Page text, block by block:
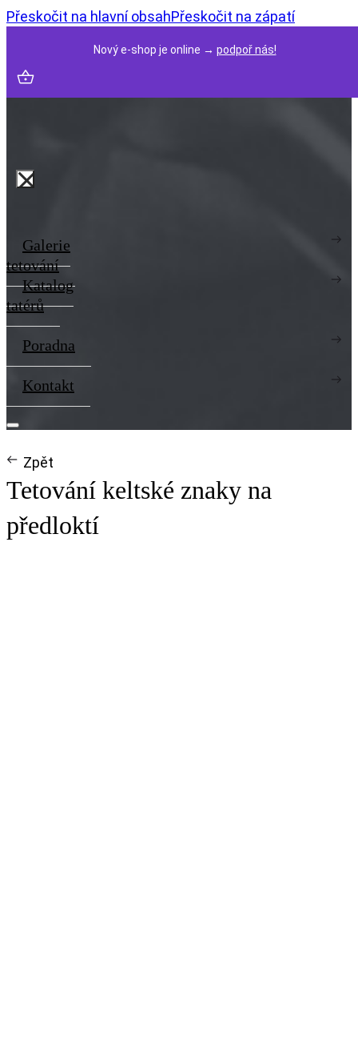
Přeskočit na hlavní obsahPřeskočit na zápatí
Nový e-shop je online → podpoř nás!
Galerie
tetování
Katalog
tatérů
Poradna
Kontakt
Zpět
Tetování keltské znaky na
předloktí